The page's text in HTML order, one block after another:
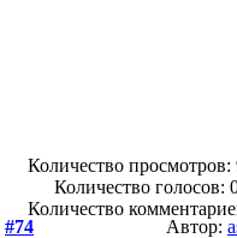
Количество просмотров:
Количество голосов:
Количество
#74 Автор: